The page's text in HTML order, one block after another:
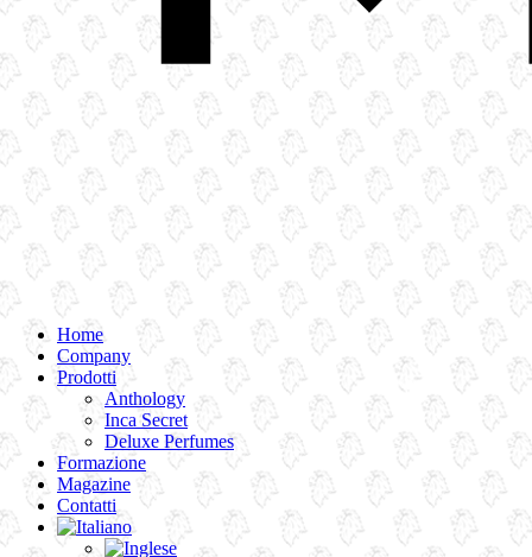
Home
Company
Prodotti
Anthology
Inca Secret
Deluxe Perfumes
Formazione
Magazine
Contatti